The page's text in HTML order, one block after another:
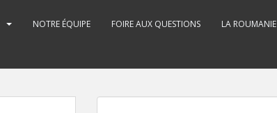
NOTRE ÉQUIPE FOIRE AUX QUESTIONS LA ROUMANIE